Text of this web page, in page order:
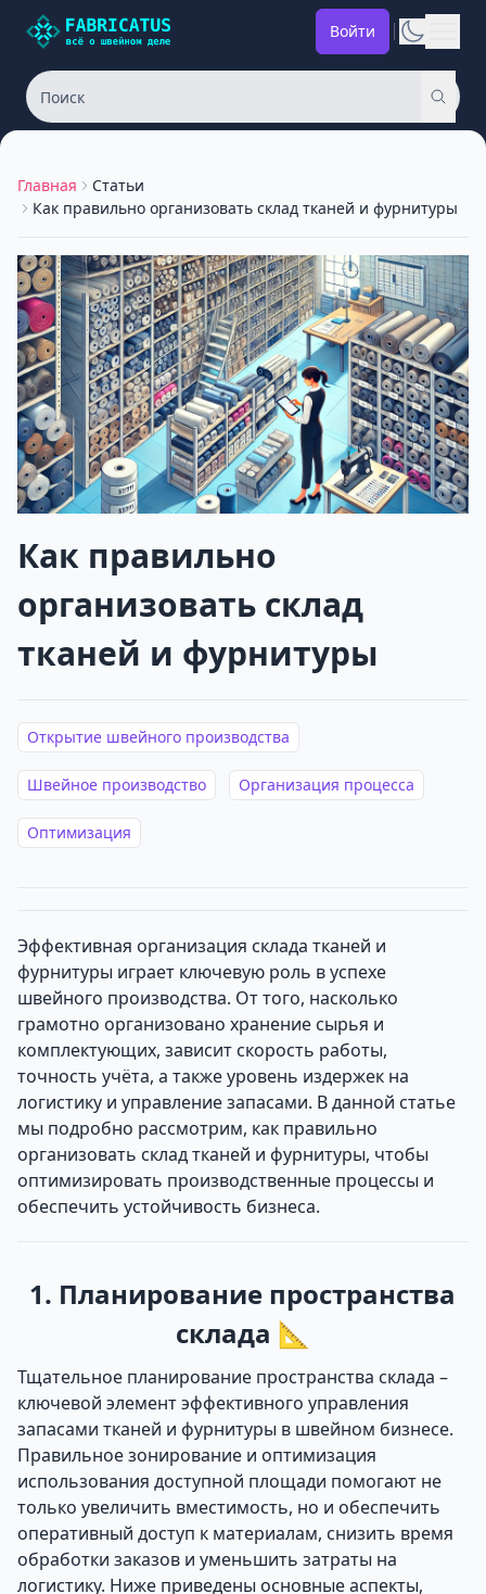
Войти
Главная
Статьи
Как правильно организовать склад тканей и фурнитуры
Как правильно
организовать склад
тканей и фурнитуры
Открытие швейного производства
Швейное производство Организация процесса
Оптимизация
Эффективная организация склада тканей и
фурнитуры играет ключевую роль в успехе
швейного производства. От того, насколько
грамотно организовано хранение сырья и
комплектующих, зависит скорость работы,
точность учёта, а также уровень издержек на
логистику и управление запасами. В данной статье
мы подробно рассмотрим, как правильно
организовать склад тканей и фурнитуры, чтобы
оптимизировать производственные процессы и
обеспечить устойчивость бизнеса.
1. Планирование пространства
склада 📐
Тщательное планирование пространства склада –
ключевой элемент эффективного управления
запасами тканей и фурнитуры в швейном бизнесе.
Правильное зонирование и оптимизация
использования доступной площади помогают не
только увеличить вместимость, но и обеспечить
оперативный доступ к материалам, снизить время
обработки заказов и уменьшить затраты на
логистику. Ниже приведены основные аспекты,